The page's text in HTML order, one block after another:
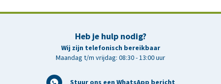
Heb je hulp nodig?
Wij zijn telefonisch bereikbaar
Maandag t/m vrijdag: 08:30 - 13:00 uur